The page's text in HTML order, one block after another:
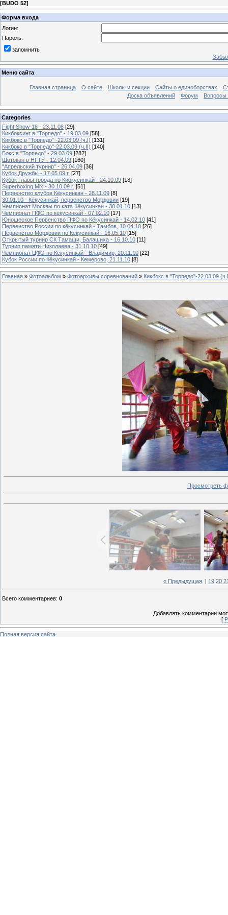
[BUDO 52]
Форма входа
Логин:
Пароль:
запомнить
Меню сайта
Главная страница О сайте Школы и секции Сайты о единоборствах
Доска объявлений
Форум Вопросы
Categories
Fight Show-18 - 23.11.08 [29]
Кикбоксинг в "Торпедо" - 19.03.09 [58]
Кикбокс в "Торпедо" -22.03.09 (ч.I) [131]
Кикбокс в "Торпедо"-22.03.09 (ч.II) [140]
Бокс в "Торпедо" - 29.03.09 [282]
Шотокан в НГТУ - 12.04.09 [160]
"Апрельский турнир" - 26.04.09 [36]
Кубок Дружбы - 17.05.09 г. [27]
Кубок Главы города по Киокусинкай - 24.10.09 [18]
Superboxing Mix - 30.10.09 г. [51]
Первенство клубов Кёкусинкан - 28.11.09 [8]
30.01.10 - Кёкусинкай, первенство Мордовии [19]
Чемпионат Москвы по ката Кёкусинкан - 30.01.10 [13]
Чемпионат ПФО по кёкусинкай - 07.02.10 [17]
Юношеское Первенство ПФО по Кёкусинкай - 14.02.10 [41]
Первенство России по кёкусинкай - Тамбов, 10.04.10 [26]
Первенство Мордовии по Кёкусинкай - 16.05.10 [15]
Открытый турнир СК Тамаши, Балашиха - 16.10.10 [11]
Турнир памяти Николаева - 31.10.10 [49]
Чемпионат ЦФО по Кёкусинкай - Владимир, 20.11.10 [22]
Кубок России по Кёкусинкай - Кемерово, 21.11.10 [8]
Главная » Фотоальбом » Фотоархивы соревнований » Кикбокс в "Торпедо"-22.03.09
Просмотреть
« Предыдущая 19 20
Всего комментариев: 0
Добавлять комментарии
[
Полная версия сайта